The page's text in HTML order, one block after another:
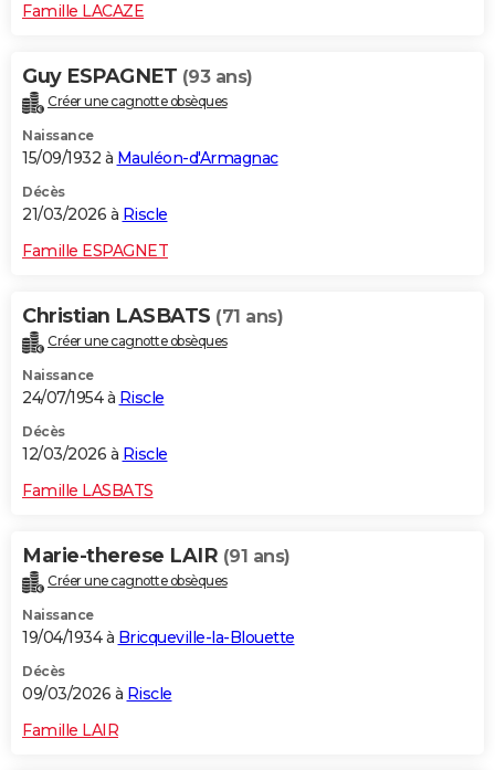
Famille LACAZE
Guy ESPAGNET (93 ans)
Créer une cagnotte obsèques
Naissance
15/09/1932 à Mauléon-d'Armagnac
Décès
21/03/2026 à Riscle
Famille ESPAGNET
Christian LASBATS (71 ans)
Créer une cagnotte obsèques
Naissance
24/07/1954 à Riscle
Décès
12/03/2026 à Riscle
Famille LASBATS
Marie-therese LAIR (91 ans)
Créer une cagnotte obsèques
Naissance
19/04/1934 à Bricqueville-la-Blouette
Décès
09/03/2026 à Riscle
Famille LAIR